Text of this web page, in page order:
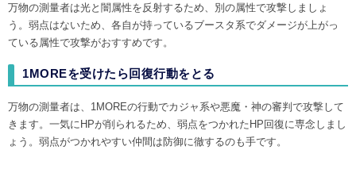
万物の測量者は光と闇属性を反射するため、別の属性で攻撃しましょ
う。弱点はないため、各自が持っているブースタ系でダメージが上がっ
ている属性で攻撃がおすすめです。
1MOREを受けたら回復行動をとる
万物の測量者は、1MOREの行動でカジャ系や悪魔・神の審判で攻撃して
きます。一気にHPが削られるため、弱点をつかれたHP回復に専念しまし
ょう。弱点がつかれやすい仲間は防御に徹するのも手です。